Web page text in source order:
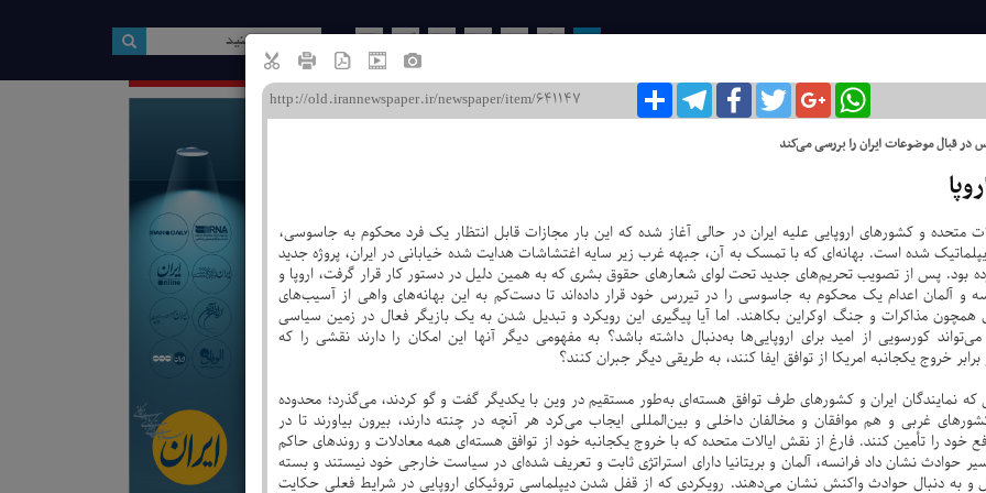
روزنامه ایران / شماره : 8105 ۲۶ دی ۱۴۰۱
12
اشتراکTelegramFacebookTwitterGoogle+WhatsApp
در قبال موضوعات ایران را بررسی می‌کند
متحده و کشورهای اروپایی علیه ایران در حالی آغاز شده که این بار مجازات قابل انتظار یک فرد محکوم به جاسوسی،
شده است. بهانه‌ای که با تمسک به آن، جبهه غرب زیر سایه اغتشاشات هدایت شده خیابانی در ایران، پروژه جدید
بود. پس از تصویب تحریم‌های جدید تحت لوای شعارهای حقوق بشری که به همین دلیل در دستور کار قرار گرفت، اروپا و
فرانسه و آلمان اعدام یک محکوم به جاسوسی را در تیررس خود قرار داده‌اند تا دست‌کم به این بهانه‌های واهی از آسیب‌های
مذاکرات و جنگ اوکراین بکاهند. اما آیا پیگیری این رویکرد و تبدیل شدن به یک بازیگر فعال در زمین سیاسی
کورسویی از امید برای اروپایی‌ها به‌دنبال داشته باشد؟ به مفهومی دیگر آنها این امکان را دارند نقشی را که
برابر خروج یکجانبه امریکا از توافق ایفا کنند، به طریقی دیگر جبران کنند؟
که نمایندگان ایران و کشورهای طرف توافق هسته‌ای به‌طور مستقیم در وین با یکدیگر گفت و گو کردند، می‌گذرد؛ محدوده
غربی و هم موافقان و مخالفان داخلی و بین‌المللی ایجاب می‌کرد هر آنچه در چنته دارند، بیرون بیاورند تا در
خود را تأمین کنند. فارغ از نقش ایالات متحده که با خروج یکجانبه خود از توافق هسته‌ای همه معادلات و روندهای حاکم
حوادث نشان داد فرانسه، آلمان و بریتانیا دارای استراتژی ثابت و تعریف شده‌ای در سیاست خارجی خود نیستند و بسته
به دنبال حوادث واکنش نشان می‌دهند. رویکردی که از قفل شدن دیپلماسی تروئیکای اروپایی در شرایط فعلی حکایت
اخبار این صفحه
سکولارها علیه راست افراطی
ویژه نامه ها